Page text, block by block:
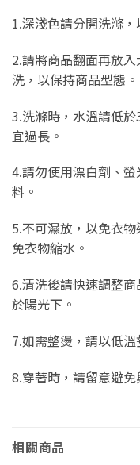
1.深淺色請分開洗滌
2.請將商品翻面再放
洗，以保持商品型態。
3.洗滌時，水溫請低
宜過長。
4.請勿使用漂白劑、
料。
5.不可濕放，以免衣
免衣物縮水。
6.清洗後請快速調整
於陽光下。
7.如需整燙，請以低
8.穿著時，請留意避
相關商品